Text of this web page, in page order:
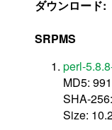
ダウンロード:
SRPMS
perl-
MD5:
SHA-
Size: